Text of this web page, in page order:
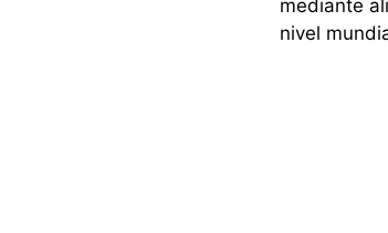
mediante
nivel